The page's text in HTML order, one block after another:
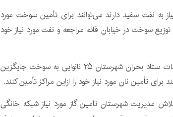
به نفت سفید دارند می‌توانند برای تأمین سوخت مورد
سوخت در خیابان قائم مراجعه و نفت مورد نیاز خود
دایی صراف اظهار کرد: پیرو مصوبات ستاد بحران شهرستان ۲۵ نانوایی به سوخت جایگزین
‏برای تأمین نان مورد نیاز خود را ازاینمراکز تأمین کنند.
مدیریت شهرستان تأمین گاز مورد نیاز شبکه خانگی